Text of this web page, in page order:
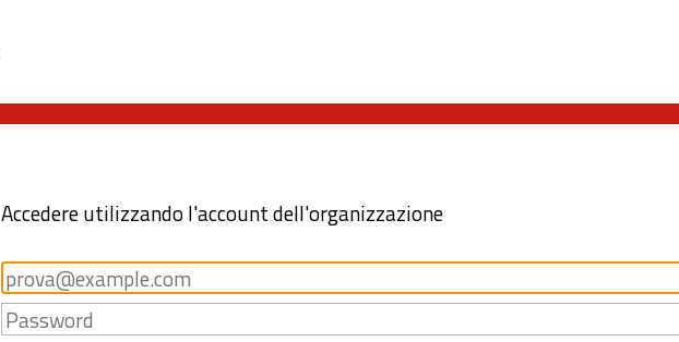
Accedere utilizzando l'account dell'organizzazione